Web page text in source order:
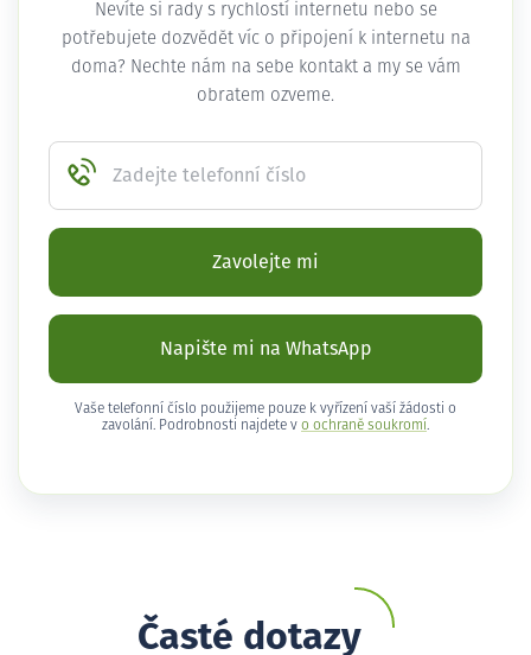
Nevíte si rady s rychlostí internetu nebo se
potřebujete dozvědět víc o připojení k internetu na
doma? Nechte nám na sebe kontakt a my se vám
obratem ozveme.
Zadejte telefonní číslo
Zavolejte mi
Napište mi na WhatsApp
Vaše telefonní číslo použijeme pouze k vyřízení vaší žádosti o
zavolání. Podrobnosti najdete v o ochraně soukromí .
Časté dotazy